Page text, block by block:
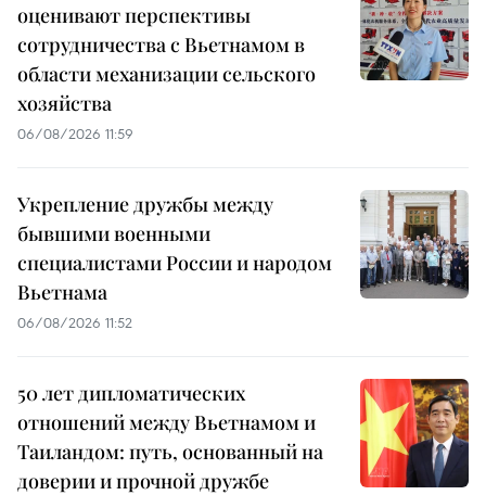
оценивают перспективы
сотрудничества с Вьетнамом в
области механизации сельского
хозяйства
06/08/2026 11:59
Укрепление дружбы между
бывшими военными
специалистами России и народом
Вьетнама
06/08/2026 11:52
50 лет дипломатических
отношений между Вьетнамом и
Таиландом: путь, основанный на
доверии и прочной дружбе